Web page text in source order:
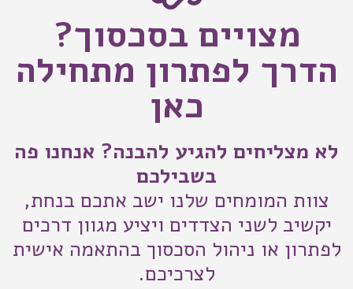
מצויים בסכסוך?
הדרך לפתרון מתחילה
כאן
לא מצליחים להגיע להבנה? אנחנו פה
בשבילכם
צוות המומחים שלנו ישב אתכם בנחת,
יקשיב לשני הצדדים ויציע מגוון דרכים
לפתרון או ניהול הסכסוך בהתאמה אישית
לצרכיכם.